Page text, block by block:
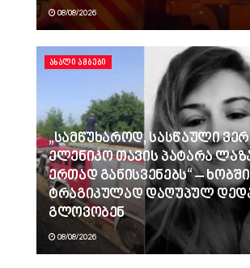
08/08/2026
ᲐᲮᲐᲚᲘ ᲐᲛᲑᲔᲑᲘ
„სამწუხაროდ, სასწაული
ელენიკო თავის პატარა
ერთად განისვენებს“ – ხობში
ტრაგიკულად დაღუპულ
გლოვობენ
08/08/2026